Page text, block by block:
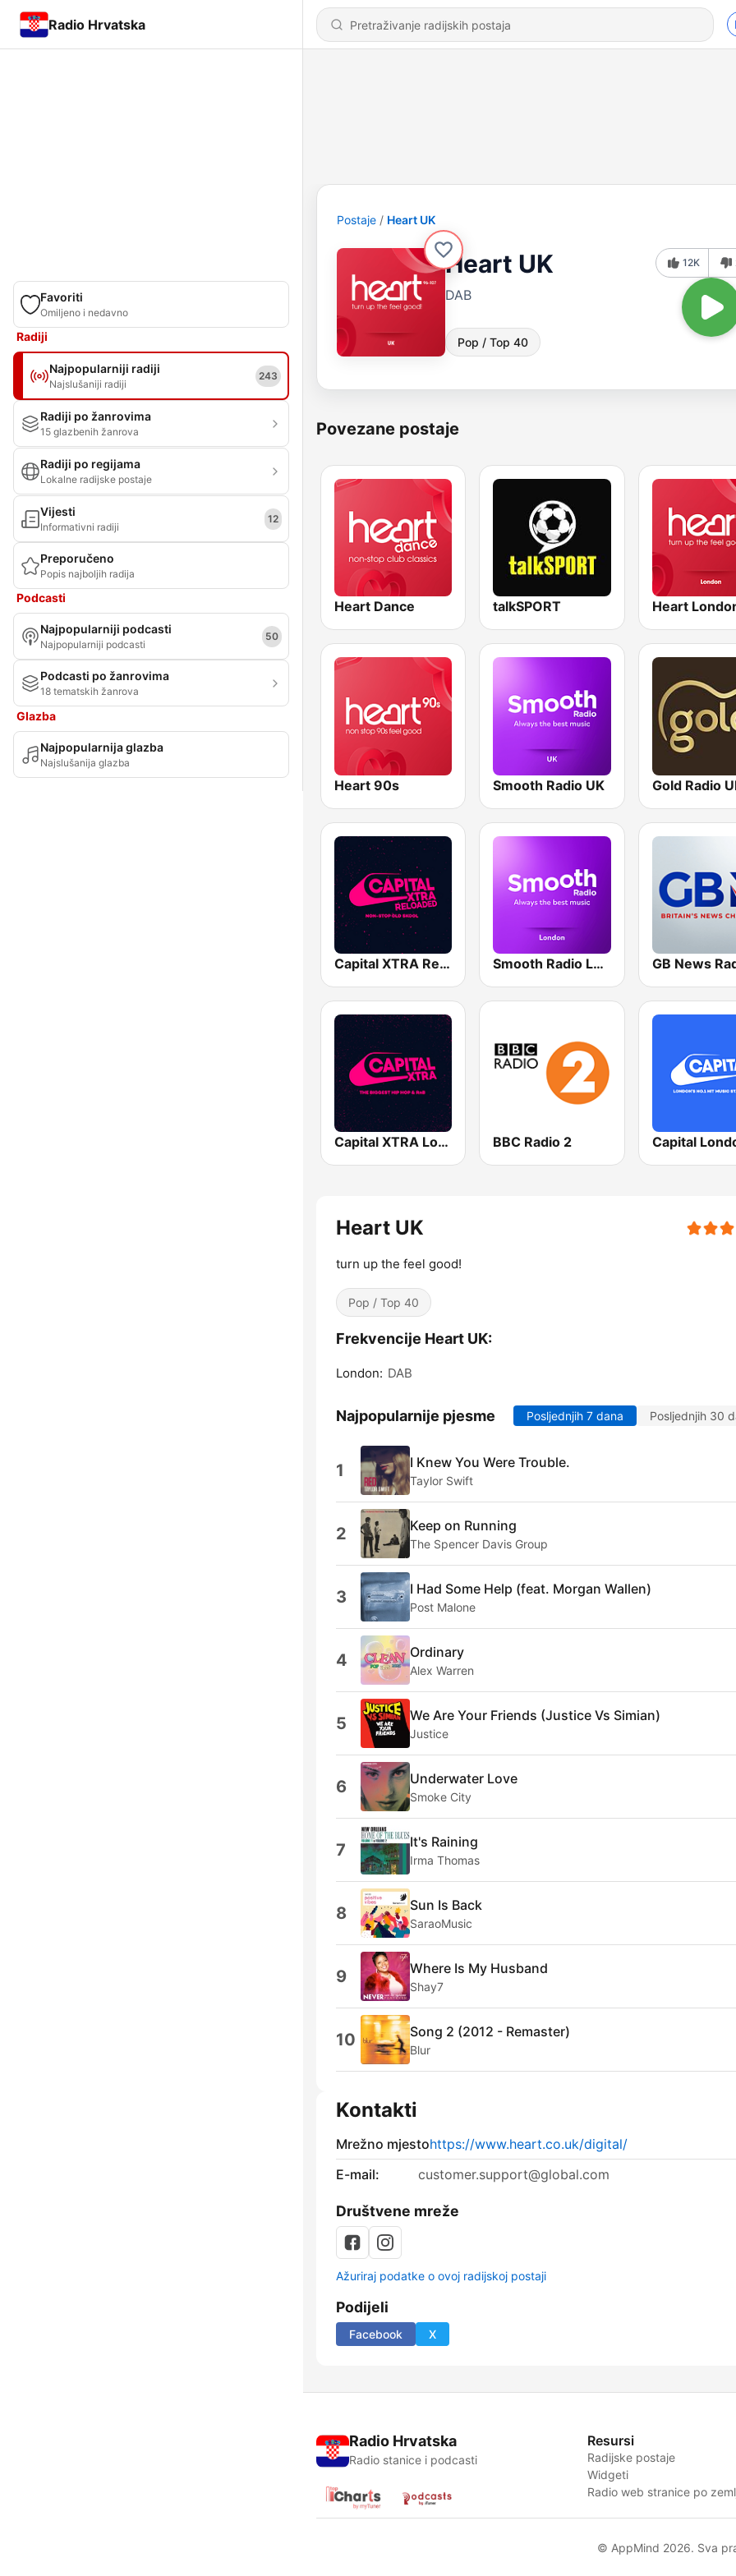
Radio Hrvatska
Favoriti
Omiljeno i nedavno
Radiji
Najpopularniji radiji
Najslušaniji radiji
243
Radiji po žanrovima
15 glazbenih žanrova
Radiji po regijama
Lokalne radijske postaje
Vijesti
Informativni radiji
12
Preporučeno
Popis najboljih radija
Podcasti
Najpopularniji podcasti
Najpopularniji podcasti
50
Podcasti po žanrovima
18 tematskih žanrova
Glazba
Najpopularnija glazba
Najslušanija glazba
Postaje Heart UK
Heart UK
DAB
Pop / Top 40
12K
Povezane postaje
Heart Dance talkSPORT Heart
Heart 90s Smooth Radio UK Gold Radio
Capital XTRA Reloaded Smooth Radio London GB News
Capital XTRA London BBC Radio 2 Capital
Heart UK
turn up the feel good!
Pop / Top 40
Frekvencije Heart UK:
London: DAB
Najpopularnije pjesme Posljednjih 7 dana Posljednjih 30
1 I Knew You Were Trouble.
Taylor Swift
2 Keep on Running
The Spencer Davis Group
3 I Had Some Help (feat. Morgan Wallen)
Post Malone
4 Ordinary
Alex Warren
5 We Are Your Friends (Justice Vs Simian)
Justice
6 Underwater Love
Smoke City
7 It's Raining
Irma Thomas
8 Sun Is Back
SaraoMusic
9 Where Is My Husband
Shay7
10 Song 2 (2012 - Remaster)
Blur
Kontakti
Mrežno mjestohttps://www.heart.co.uk/digital/
E-mail:
customer.support@global.com
Društvene mreže
Ažuriraj podatke o ovoj radijskoj postaji
Podijeli
Facebook X
Radio Hrvatska
Radio stanice i podcasti
Resursi
Radijske postaje
Widgeti
Radio web stranice po
© AppMind 2026. Sva